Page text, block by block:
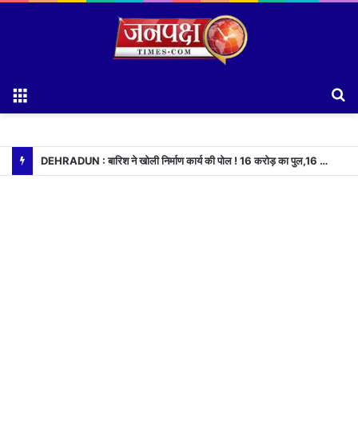
DEHRADUN : बारिश ने खोली निर्माण कार्य की पोल ! 16 करोड़ का पुल,16 दिन भी नही टिका